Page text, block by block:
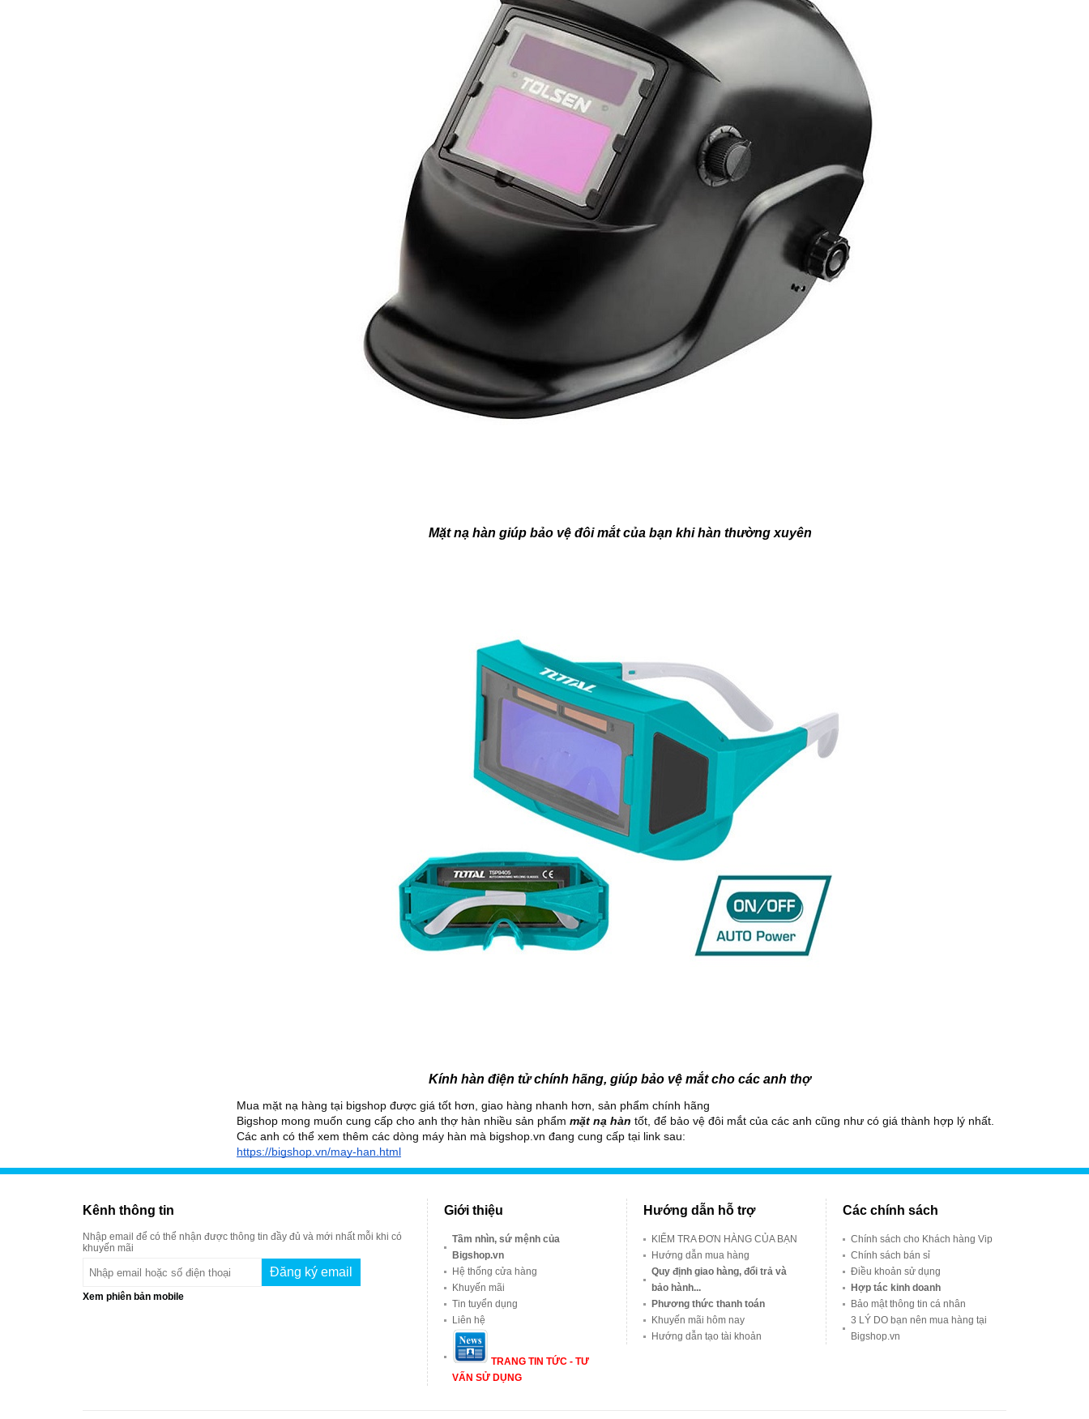
Mặt nạ hàn giúp bảo vệ đôi mắt của bạn khi hàn thường xuyên
Kính hàn điện tử chính hãng, giúp bảo vệ mắt cho các anh thợ
Mua mặt nạ hàng tại bigshop được giá tốt hơn, giao hàng nhanh hơn, sản phẩm chính hãng
Bigshop mong muốn cung cấp cho anh thợ hàn nhiều sản phẩm mặt nạ hàn tốt, để bảo vệ đôi mắt của các anh cũng như có giá thành hợp lý nhất.
Các anh có thể xem thêm các dòng máy hàn mà bigshop.vn đang cung cấp tại link sau:
https://bigshop.vn/may-han.html
Kênh thông tin
Nhập email để có thể nhận được thông tin đầy đủ và mới nhất mỗi khi có
khuyến mãi
Xem phiên bản mobile
Giới thiệu
Tầm nhìn, sứ mệnh của
Bigshop.vn
Hệ thống cửa hàng
Khuyến mãi
Tin tuyển dụng
Liên hệ
TRANG TIN TỨC - TƯ
VẤN SỬ DỤNG
Hướng dẫn hỗ trợ
KIỂM TRA ĐƠN HÀNG CỦA BẠN
Hướng dẫn mua hàng
Quy định giao hàng, đổi trả và
bảo hành...
Phương thức thanh toán
Khuyến mãi hôm nay
Hướng dẫn tạo tài khoản
Các chính sách
Chính sách cho Khách hàng Vip
Chính sách bán sỉ
Điều khoản sử dụng
Hợp tác kinh doanh
Bảo mật thông tin cá nhân
3 LÝ DO bạn nên mua hàng tại
Bigshop.vn